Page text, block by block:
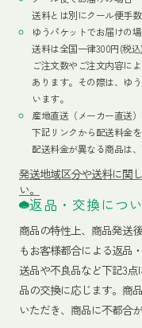
送料とは別にクール便手
ゆうパケットでお届けの
送料は全国一律300円(税込
ご注文数やご注文内容に
あります。その際は、ゆ
います。
産地直送（メーカー直送
下記リンクから配送料金
配送料金が異なる商品は
発送地域区分や送料に関
い。
返品・交換につ
商品の特性上、商品発送
もお客様都合による返品
送品や不良品など下記3
品の交換に応じます。商
いただき、商品に不都合